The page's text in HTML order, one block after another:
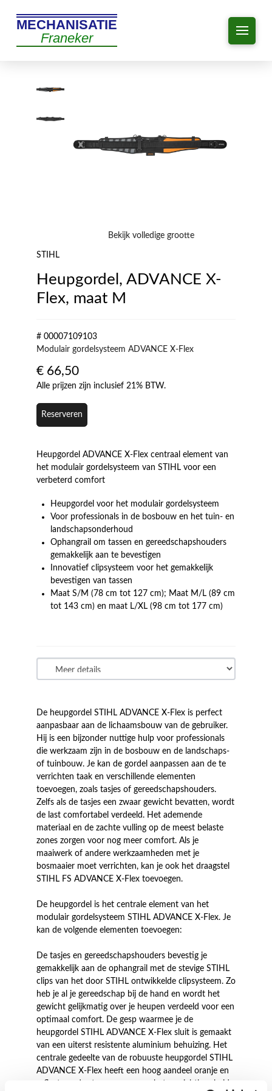
MECHANISATIE
Franeker
Bekijk volledige grootte
STIHL
Heupgordel, ADVANCE X-
Flex, maat M
# 00007109103
Modulair gordelsysteem ADVANCE X-Flex
€ 66,50
Alle prijzen zijn inclusief 21% BTW.
Reserveren
Heupgordel ADVANCE X-Flex centraal element van
het modulair gordelsysteem van STIHL voor een
verbeterd comfort
Heupgordel voor het modulair gordelsysteem
Voor professionals in de bosbouw en het tuin- en
landschapsonderhoud
Ophangrail om tassen en gereedschapshouders
gemakkelijk aan te bevestigen
Innovatief clipsysteem voor het gemakkelijk
bevestigen van tassen
Maat S/M (78 cm tot 127 cm); Maat M/L (89 cm
tot 143 cm) en maat L/XL (98 cm tot 177 cm)
De heupgordel STIHL ADVANCE X-Flex is perfect
aanpasbaar aan de lichaamsbouw van de gebruiker.
Hij is een bijzonder nuttige hulp voor professionals
die werkzaam zijn in de bosbouw en de landschaps-
of tuinbouw. Je kan de gordel aanpassen aan de te
verrichten taak en verschillende elementen
toevoegen, zoals tasjes of gereedschapshouders.
Zelfs als de tasjes een zwaar gewicht bevatten, wordt
de last comfortabel verdeeld. Het ademende
materiaal en de zachte vulling op de meest belaste
zones zorgen voor nog meer comfort. Als je
maaiwerk of andere werkzaamheden met je
bosmaaier moet verrichten, kan je ook het draagstel
STIHL FS ADVANCE X-Flex toevoegen.
De heupgordel is het centrale element van het
modulair gordelsysteem STIHL ADVANCE X-Flex. Je
kan de volgende elementen toevoegen:
De tasjes en gereedschapshouders bevestig je
gemakkelijk aan de ophangrail met de stevige STIHL
clips van het door STIHL ontwikkelde clipsysteem. Zo
heb je al je gereedschap bij de hand en wordt het
gewicht gelijkmatig over je heupen verdeeld voor een
optimaal comfort. De gesp waarmee je de
heupgordel STIHL ADVANCE X-Flex sluit is gemaakt
van een uiterst resistente aluminium behuizing. Het
centrale gedeelte van de robuuste heupgordel STIHL
ADVANCE X-Flex heeft een hoog aandeel oranje en
reflecterende strepen voor een betere zichtbaarheid.